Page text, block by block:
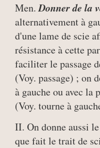
Men.Donner de la
alternativement à
d'une lame de scie
résistance à cette
faciliter le passage
(Voy. passage) ; on
à gauche ou avec la
(Voy. tourne à
II. On donne aussi
que fait le trait de